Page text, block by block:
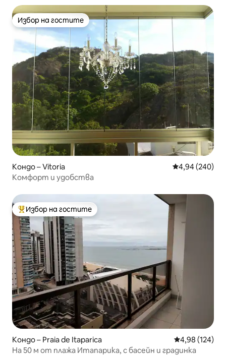
Избор на гостите
Избор на гостите
Кондо – Vitoria Средна
4,94 (240)
Комфорт и удобства
Най-популярен избор на гостите
Избор на гостите
Кондо – Praia de Itaparica Средна
4,98 (124)
На 50 м от плажа Итапарика, с басейн и градинка